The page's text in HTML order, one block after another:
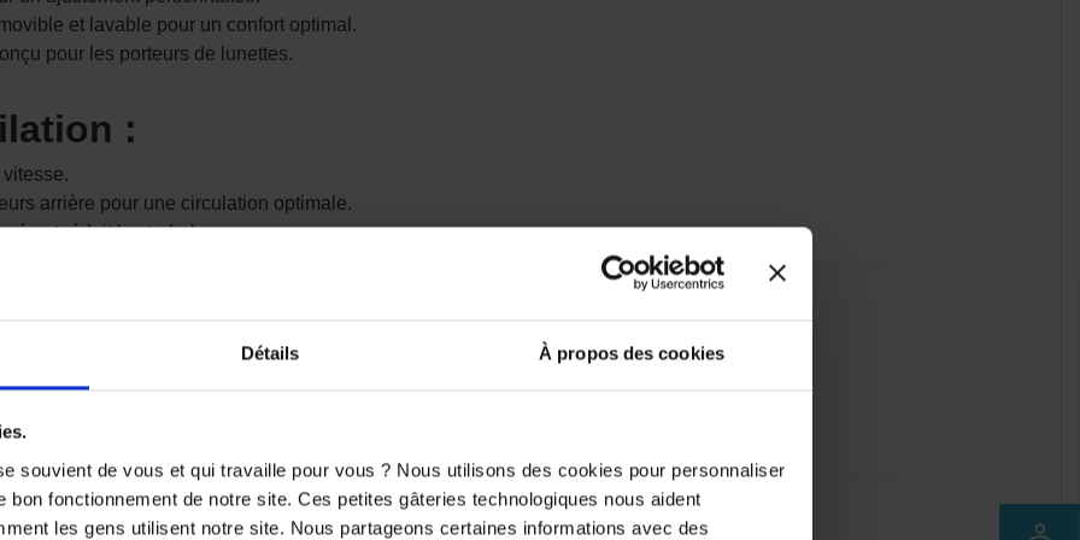
Détails À propos des cookies
souvient de vous et qui travaille pour vous ? Nous utilisons des cookies pour personnaliser
bon fonctionnement de notre site. Ces petites gâteries technologiques nous aident
les gens utilisent notre site. Nous partageons certaines informations avec des
et lavable pour un confort optimal.
pour les porteurs de lunettes.
:
arrière pour une circulation optimale.
et réduit les turbulences.
:
de classe 1.
de 10 secondes.
visibilité en plein soleil.
Exo-R1 Evo II Air ?